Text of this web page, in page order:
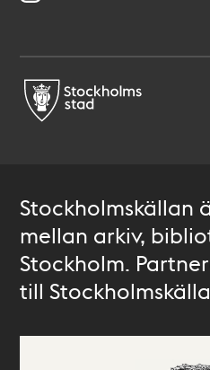
Stockholmskällan
mellan arkiv,
Stockholm.
till